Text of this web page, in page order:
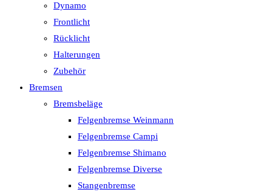
Dynamo
Frontlicht
Rücklicht
Halterungen
Zubehör
Bremsen
Bremsbeläge
Felgenbremse Weinmann
Felgenbremse Campi
Felgenbremse Shimano
Felgenbremse Diverse
Stangenbremse